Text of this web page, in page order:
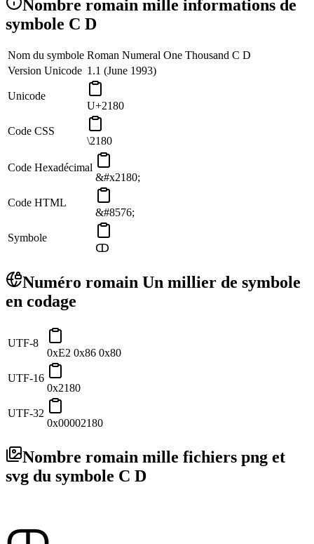
Nombre romain mille informations de
symbole C D
Nom du symbole Roman Numeral One Thousand C D
Version Unicode 1.1 (June 1993)
Unicode
U+2180
Code CSS
\2180
Code Hexadécimal
&#x2180;
Code HTML
&#8576;
Symbole
ↀ
Numéro romain Un millier de symbole
en codage
UTF-8
0xE2 0x86 0x80
UTF-16
0x2180
UTF-32
0x00002180
Nombre romain mille fichiers png et
svg du symbole C D